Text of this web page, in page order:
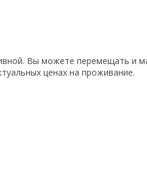
Вы можете перемещать и
ценах на проживание.